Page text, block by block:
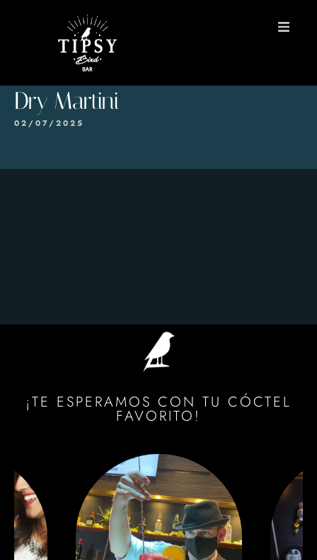
Dry Martini
02/07/2025
¡TE ESPERAMOS CON TU CÓCTEL
FAVORITO!